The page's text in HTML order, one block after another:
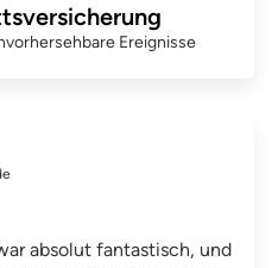
Ereignisse
absolut fantastisch, und